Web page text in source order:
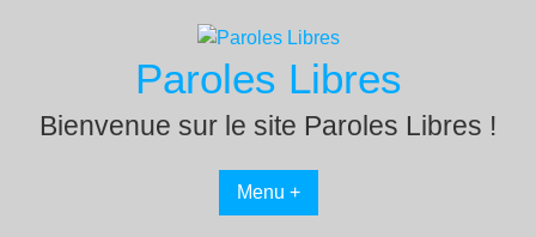
Paroles Libres
Bienvenue sur le site Paroles Libres !
Menu +